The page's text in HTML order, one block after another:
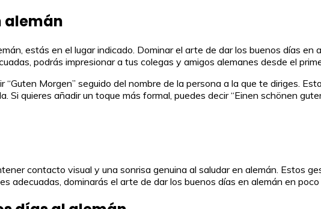
alemán
estás en el lugar indicado. Dominar el arte de dar los buenos días en
podrás impresionar a tus colegas y amigos alemanes desde el
Morgen” seguido del nombre de la persona a la que te diriges.
quieres añadir un toque más formal, puedes decir “Einen schönen
contacto visual y una sonrisa genuina al saludar en alemán. Estos
adecuadas, dominarás el arte de dar los buenos días en alemán en poco